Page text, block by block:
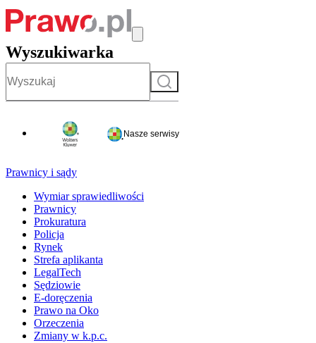
Wyszukiwarka
Szukaj
Nasze serwisy
Prawnicy i sądy
Wymiar sprawiedliwości
Prawnicy
Prokuratura
Policja
Rynek
Strefa aplikanta
LegalTech
Sędziowie
E-doręczenia
Prawo na Oko
Orzeczenia
Zmiany w k.p.c.